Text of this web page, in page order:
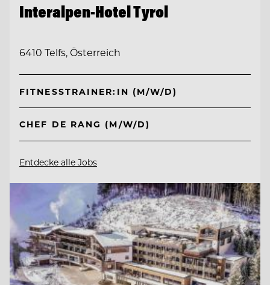
Interalpen-Hotel Tyrol
6410 Telfs, Österreich
FITNESSTRAINER:IN (M/W/D)
CHEF DE RANG (M/W/D)
Entdecke alle Jobs